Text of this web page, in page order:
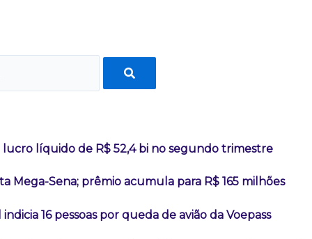
líquido de R$ 52,4 bi no segundo trimestre
Mega-Sena; prêmio acumula para R$ 165 milhões
16 pessoas por queda de avião da Voepass